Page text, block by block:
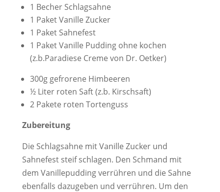
1 Becher Schlagsahne
1 Paket Vanille Zucker
1 Paket Sahnefest
1 Paket Vanille Pudding ohne kochen
(z.b.Paradiese Creme von Dr. Oetker)
300g gefrorene Himbeeren
½ Liter roten Saft (z.b. Kirschsaft)
2 Pakete roten Tortenguss
Zubereitung
Die Schlagsahne mit Vanille Zucker und
Sahnefest steif schlagen. Den Schmand mit
dem Vanillepudding verrühren und die Sahne
ebenfalls dazugeben und verrühren. Um den